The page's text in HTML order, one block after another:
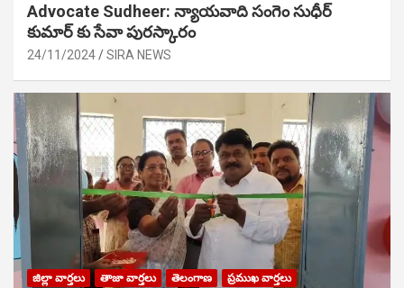
Advocate Sudheer: న్యాయవాది సంగెం సుధీర్
కుమార్ కు సేవా పురస్కారం
24/11/2024 SIRA NEWS
జిల్లా వార్తలు తాజా వార్తలు తెలంగాణ
ప్రముఖ వార్తలు